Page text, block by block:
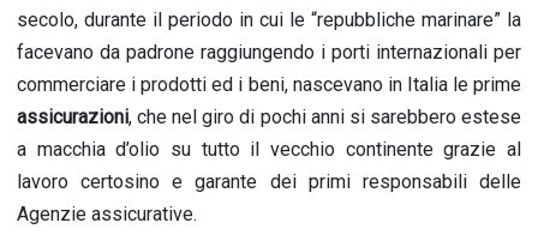
secolo, durante il periodo in cui le “repubbliche marinare” la
facevano da padrone raggiungendo i porti internazionali per
commerciare i prodotti ed i beni, nascevano in Italia le prime
assicurazioni, che nel giro di pochi anni si sarebbero estese
a macchia d’olio su tutto il vecchio continente grazie al
lavoro certosino e garante dei primi responsabili delle
Agenzie assicurative.